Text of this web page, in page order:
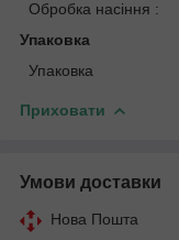
Обробка насіння :
Упаковка
Упаковка
Приховати
Умови доставки
Нова Пошта